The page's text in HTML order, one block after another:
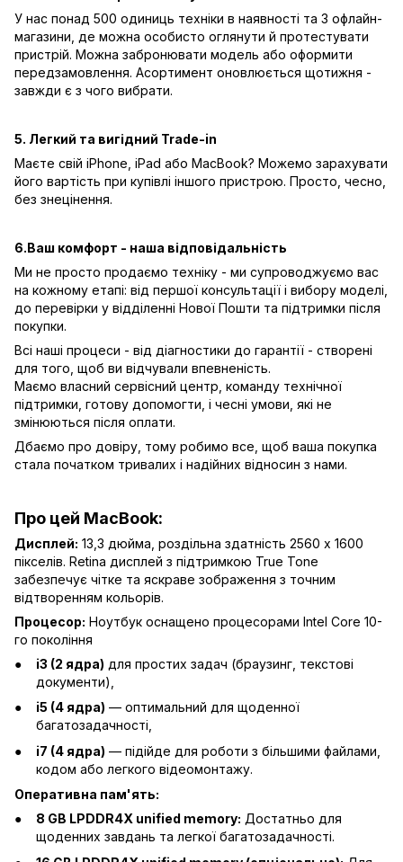
У нас понад 500 одиниць техніки в наявності та 3 офлайн-
магазини, де можна особисто оглянути й протестувати
пристрій. Можна забронювати модель або оформити
передзамовлення. Асортимент оновлюється щотижня -
завжди є з чого вибрати.
5. Легкий та вигідний Trade-in
Маєте свій iPhone, iPad або MacBook? Можемо зарахувати
його вартість при купівлі іншого пристрою. Просто, чесно,
без знецінення.
6.Ваш комфорт - наша відповідальність
Ми не просто продаємо техніку - ми супроводжуємо вас
на кожному етапі: від першої консультації і вибору моделі,
до перевірки у відділенні Нової Пошти та підтримки після
покупки.
Всі наші процеси - від діагностики до гарантії - створені
для того, щоб ви відчували впевненість.
Маємо власний сервісний центр, команду технічної
підтримки, готову допомогти, і чесні умови, які не
змінюються після оплати.
Дбаємо про довіру, тому робимо все, щоб ваша покупка
стала початком тривалих і надійних відносин з нами.
Про цей MacBook:
Дисплей: 13,3 дюйма, роздільна здатність 2560 x 1600
пікселів. Retina дисплей з підтримкою True Tone
забезпечує чітке та яскраве зображення з точним
відтворенням кольорів.
Процесор: Ноутбук оснащено процесорами Intel Core 10-
го покоління
i3 (2 ядра) для простих задач (браузинг, текстові
документи),
i5 (4 ядра) — оптимальний для щоденної
багатозадачності,
i7 (4 ядра) — підійде для роботи з більшими файлами,
кодом або легкого відеомонтажу.
Оперативна пам'ять:
8 GB LPDDR4X unified memory: Достатньо для
щоденних завдань та легкої багатозадачності.